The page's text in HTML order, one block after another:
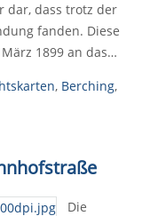
dar, dass trotz der
fanden. Diese
1899 an das…
, Berching,
Die